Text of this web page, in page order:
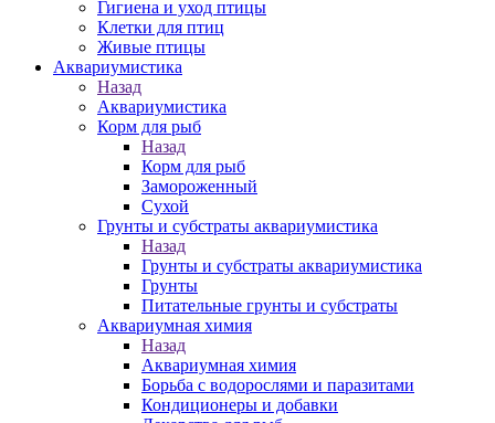
Гигиена и уход птицы
Клетки для птиц
Живые птицы
Аквариумистика
Назад
Аквариумистика
Корм для рыб
Назад
Корм для рыб
Замороженный
Сухой
Грунты и субстраты аквариумистика
Назад
Грунты и субстраты аквариумистика
Грунты
Питательные грунты и субстраты
Аквариумная химия
Назад
Аквариумная химия
Борьба с водорослями и паразитами
Кондиционеры и добавки